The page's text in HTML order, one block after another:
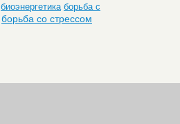
биоэнергетика борьба с
борьба со стрессом